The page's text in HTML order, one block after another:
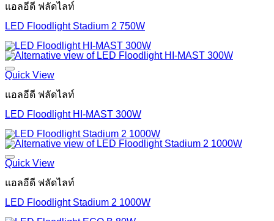
แอลอีดี ฟลัดไลท์
LED Floodlight Stadium 2 750W
Quick View
แอลอีดี ฟลัดไลท์
LED Floodlight HI-MAST 300W
Quick View
แอลอีดี ฟลัดไลท์
LED Floodlight Stadium 2 1000W